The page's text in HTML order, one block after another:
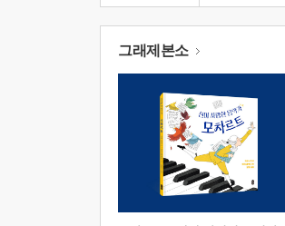
그래제본소